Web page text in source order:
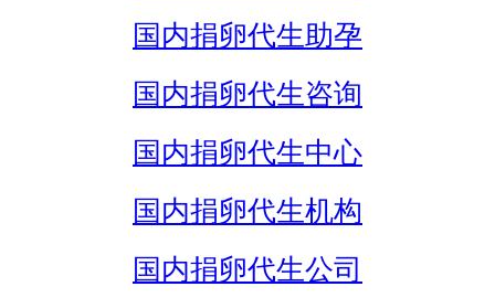
国内捐卵代生助孕
国内捐卵代生咨询
国内捐卵代生中心
国内捐卵代生机构
国内捐卵代生公司